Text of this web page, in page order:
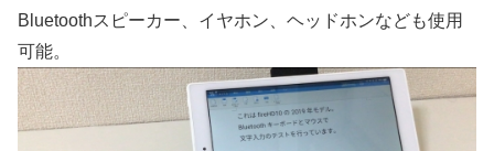
Bluetoothスピーカー、イヤホン、ヘッドホンなども使用
可能。